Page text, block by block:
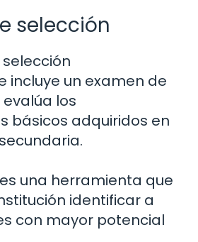
selección
incluye un examen de
los
básicos adquiridos en
una herramienta que
identificar a
con mayor potencial